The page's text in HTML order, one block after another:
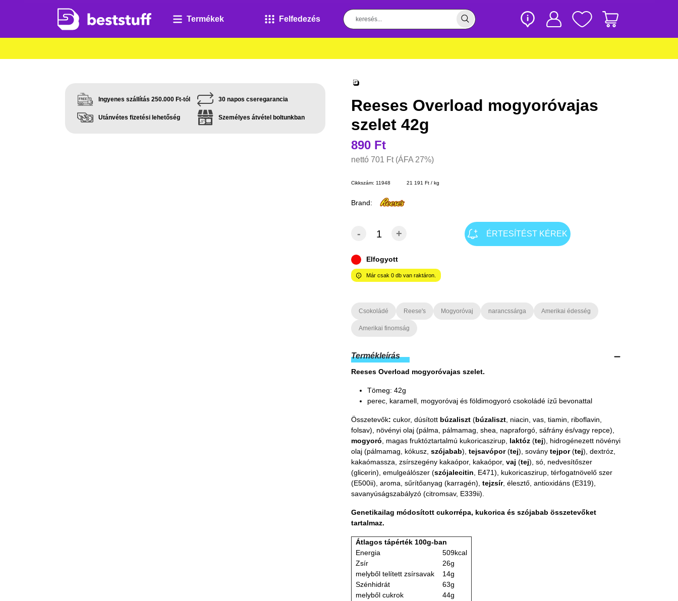
Termékek Felfedezés
Ingyenes szállítás 250.000 Ft-tól
Utánvétes fizetési lehetőség
30 napos cseregarancia
Személyes átvétel boltunkban
Reeses Overload mogyoróvajas
szelet 42g
890 Ft
nettó 701 Ft (ÁFA 27%)
Cikkszám: 11948 21 191 Ft / kg
Brand:
- + ÉRTESÍTÉST KÉREK
Elfogyott
Már csak 0 db van raktáron.
Csokoládé Reese's Mogyoróvaj narancssárga Amerikai édesség
Amerikai finomság
Termékleírás
Reeses Overload mogyoróvajas szelet.
Tömeg: 42g
perec, karamell, mogyoróvaj és földimogyoró csokoládé ízű bevonattal
Összetevők: cukor, dúsított búzaliszt (búzaliszt, niacin, vas, tiamin, riboflavin,
folsav), növényi olaj (pálma, pálmamag, shea, napraforgó, sáfrány és/vagy repce),
mogyoró, magas fruktóztartalmú kukoricaszirup, laktóz (tej), hidrogénezett növényi
olaj (pálmamag, kókusz, szójabab), tejsavópor(tej), sovány tejpor(tej), dextróz,
kakaómassza, zsírszegény kakaópor, kakaópor, vaj (tej), só, nedvesítőszer
(glicerin), emulgeálószer (szójalecitin, E471), kukoricaszirup, térfogatnövelő szer
(E500ii), aroma, sűrítőanyag (karragén), tejzsír, élesztő, antioxidáns (E319),
savanyúságszabályzó (citromsav, E339ii).
Genetikailag módosított cukorrépa, kukorica és szójabab összetevőket
tartalmaz.
Átlagos tápérték 100g-ban
Energia
509kcal
Zsír
26g
melyből telített zsírsavak
14g
Szénhidrát
63g
melyből cukrok
44g